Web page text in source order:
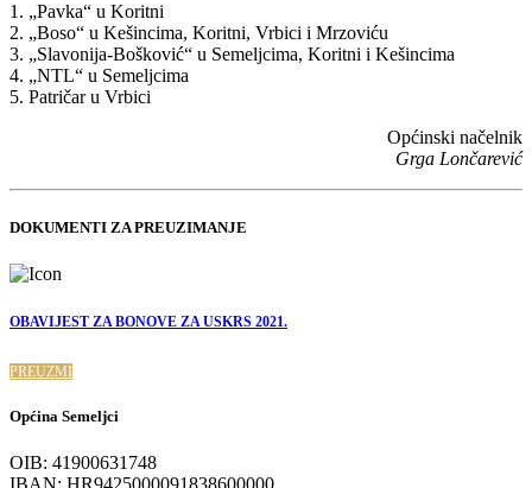
1. „Pavka“ u Koritni
2. „Boso“ u Kešincima, Koritni, Vrbici i Mrzoviću
3. „Slavonija-Bošković“ u Semeljcima, Koritni i Kešincima
4. „NTL“ u Semeljcima
5. Patričar u Vrbici
Općinski načelnik
Grga Lončarević
DOKUMENTI ZA PREUZIMANJE
OBAVIJEST ZA BONOVE ZA USKRS 2021.
PREUZMI
Općina Semeljci
OIB: 41900631748
IBAN: HR9425000091838600000